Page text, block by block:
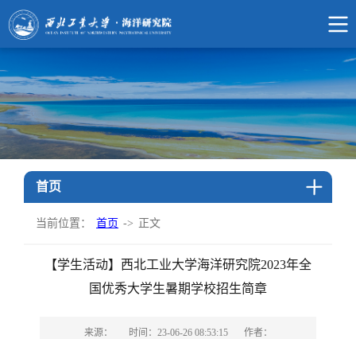
首页
当前位置： 首页 -> 正文
【学生活动】西北工业大学海洋研究院2023年全
国优秀大学生暑期学校招生简章
来源： 时间：23-06-26 08:53:15
作者：